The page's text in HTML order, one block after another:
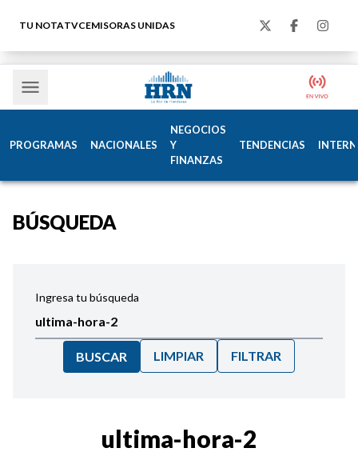
TU NOTATVCEMISORAS UNIDAS
PROGRAMAS NACIONALES
NEGOCIOS
Y
FINANZAS
TENDENCIAS
BÚSQUEDA
Ingresa tu búsqueda
BUSCAR LIMPIAR FILTRAR
ultima-hora-2